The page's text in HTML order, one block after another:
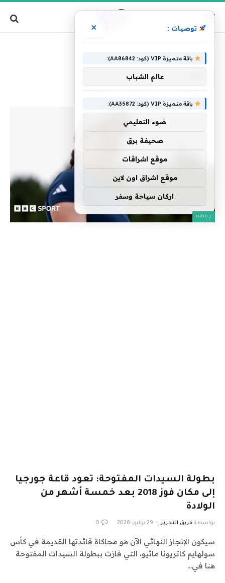
رياضة
بطولة السيدات المفتوحة: تعود قاعة جورجيا
إلى مكان فوز 2018 بعد خمسة أشهر من
الولادة
بواسطة فريق التحرير 29 يوليو، 2026 0
سيكون الإنجاز النهائي الآن هو محاكاة قائدتها القديمة في كأس
سولهايم كاتريونا ماثيو، التي فازت ببطولة السيدات المفتوحة
هنا في…
توصيات : ×
باقة متميزة VIP (كود: AA86842):
عالم الشباب
باقة متميزة VIP (كود: AA35872):
ضوء التعليمي
صحيفة برق
موقع اشراقات
موقع اشراق اون لاين
اركان سياحة وسفر